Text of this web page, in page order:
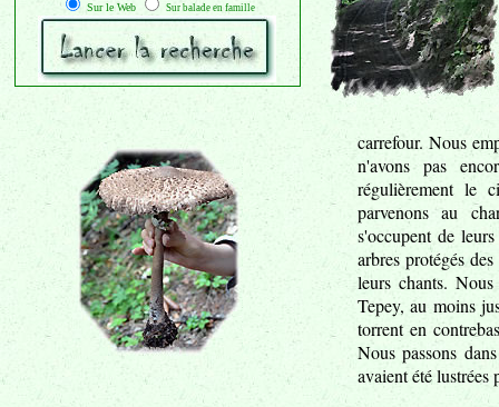
Sur le Web Sur balade en famille
carrefour. Nous
n'avons pas
régulièrement le
parvenons au
s'occupent de
arbres protégés
leurs chants.
Tepey, au moins
torrent en
Nous passons
avaient été lustrées